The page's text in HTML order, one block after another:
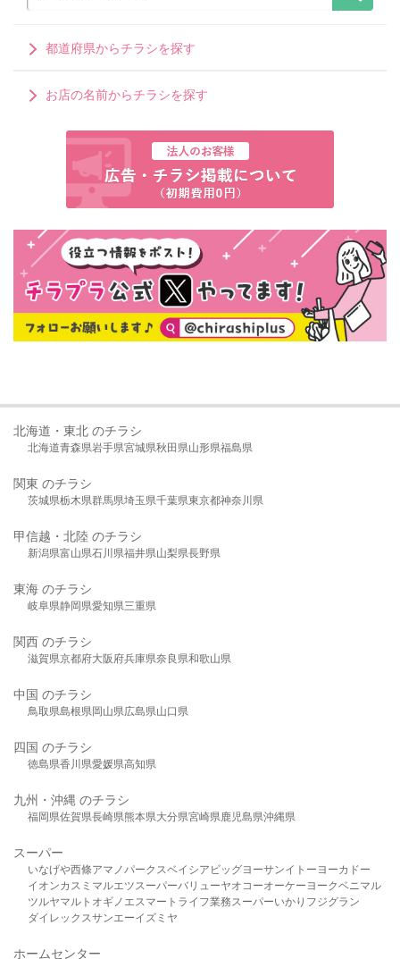
都道府県からチラシを探す
お店の名前からチラシを探す
北海道・東北 のチラシ
北海道青森県岩手県宮城県秋田県山形県福島県
関東 のチラシ
茨城県栃木県群馬県埼玉県千葉県東京都神奈川県
甲信越・北陸 のチラシ
新潟県富山県石川県福井県山梨県長野県
東海 のチラシ
岐阜県静岡県愛知県三重県
関西 のチラシ
滋賀県京都府大阪府兵庫県奈良県和歌山県
中国 のチラシ
鳥取県島根県岡山県広島県山口県
四国 のチラシ
徳島県香川県愛媛県高知県
九州・沖縄 のチラシ
福岡県佐賀県長崎県熊本県大分県宮崎県鹿児島県沖縄県
スーパー
いなげや西條アマノパークスベイシア ビッグヨーサンイトーヨーカドー
イオンカスミ マルエツスーパーバリューヤオコーオーケー ヨークベニマル
ツルヤマルト オギノ エスマート ライフ業務スーパーいかり フジグラン
ダイレックスサンエーイズミヤ
ホームセンター